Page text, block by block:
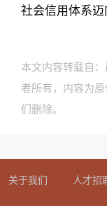
社会信用体系
本文内容转载自
者所有，内容为
们删除。
关于我们 人才招